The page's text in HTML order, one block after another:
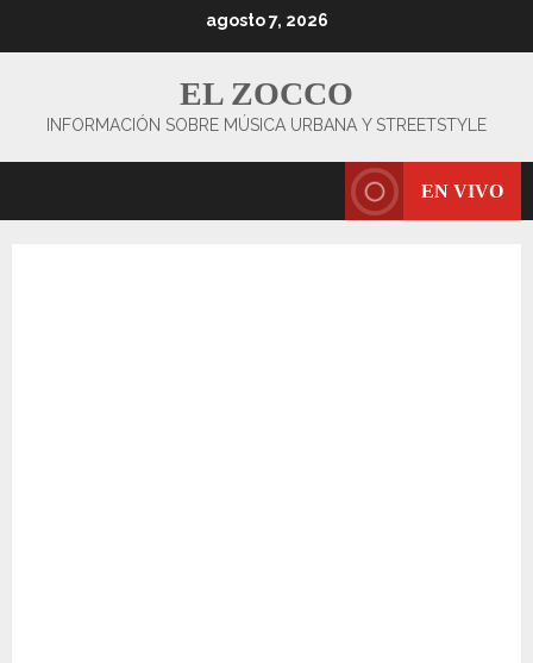
agosto 7, 2026
EL ZOCCO
INFORMACIÓN SOBRE MÚSICA URBANA Y STREETSTYLE
EN VIVO